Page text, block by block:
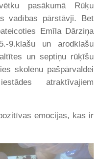
pasākumā Rūķu
vadības pārstāvji. Bet
Emīla Dārziņa
9.klašu un arodklašu
un septiņu rūķīšu
skolēnu pašpārvaldei
atraktīvajiem
emocijas, kas ir